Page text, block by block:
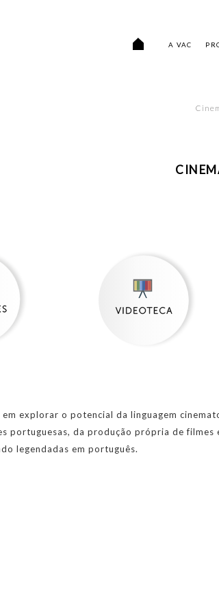
A VAC
em explorar o potencial da linguagem
portuguesas, da produção própria de
legendadas em português.